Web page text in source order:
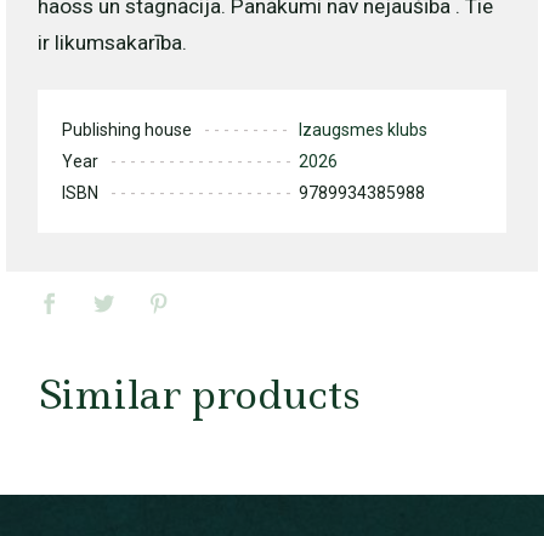
haoss un stagnācija. Panākumi nav nejaušība . Tie
ir likumsakarība.
Publishing house
Izaugsmes klubs
Year
2026
ISBN
9789934385988
Similar products